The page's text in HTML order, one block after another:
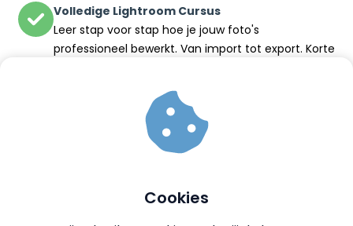
Volledige Lightroom Cursus
Leer stap voor stap hoe je jouw foto's
professioneel bewerkt. Van import tot export. Korte
gebruiken van maskers, importeren, exporteren en
het gebruik van presets!
Cookies